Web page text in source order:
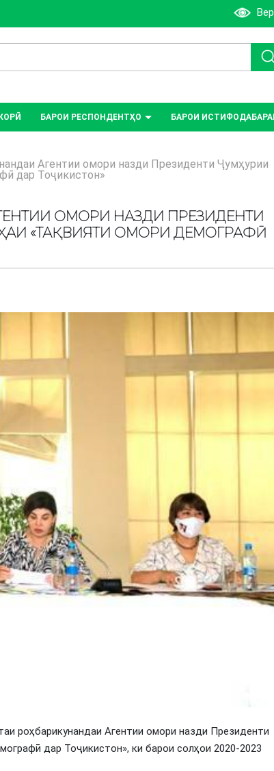
БАРОИ РЕСПОНДЕНТҲО БАРОИ
Агентии омори назди Президенти Ҷумҳурии
дар Тоҷикистон»
ОМОРИ НАЗДИ ПРЕЗИДЕНТИ
«ТАҚВИЯТИ ОМОРИ ДЕМОГРАФӢ
Агентии омори назди Президенти
дар Тоҷикистон», ки барои солҳои 2020-2023